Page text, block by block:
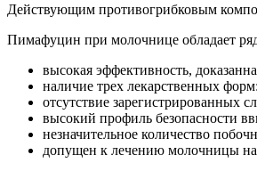
Действующим противогрибковым
Пимафуцин при молочнице обладает
высокая эффективность,
наличие трех лекарственных
отсутствие зарегистрированных
высокий профиль безопасности
незначительное количество
допущен к лечению молочницы на